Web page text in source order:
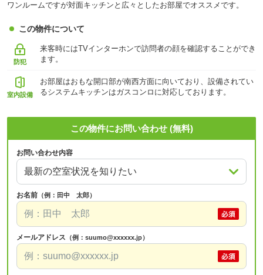
ワンルームですが対面キッチンと広々としたお部屋でオススメです。
この物件について
防犯
来客時にはTVインターホンで訪問者の顔を確認することができ
ます。
室内設備
お部屋はおもな開口部が南西方面に向いており、設備されてい
るシステムキッチンはガスコンロに対応しております。
この物件にお問い合わせ (無料)
お問い合わせ内容
お名前 （例：田中 太郎）
メールアドレス （例：suumo@xxxxxx.jp）